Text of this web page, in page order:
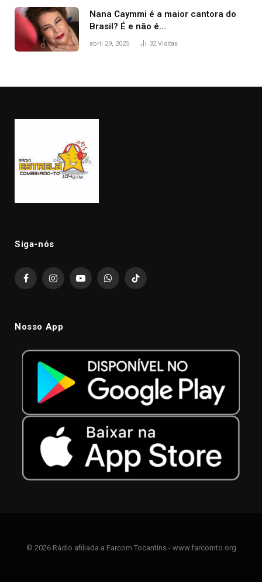
Nana Caymmi é a maior cantora do
Brasil? É e não é…
abril 29, 2025 32Visitas
Siga-nós
FacebookInstagramYouTubeWhatsAppTikTok
Nosso App
© 2026 Rádio afiliada a Farcom Tocantins - www.farcomto.org